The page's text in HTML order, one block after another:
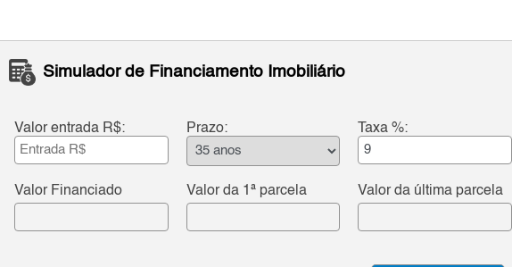
Simulador de Financiamento Imobiliário
Valor entrada R$: Prazo: Taxa %:
Valor Financiado Valor da 1ª parcela Valor da última parcela